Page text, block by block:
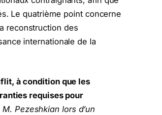
Le quatrième point concerne
reconstruction des
internationale de la
à condition que les
requises pour
Pezeshkian lors d’un